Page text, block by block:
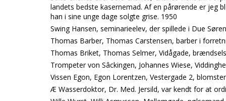
landets bedste kasernemad. Af en pårørende er jeg
han i sine unge dage solgte grise. 1950
Swing Hansen, seminarieelev, der spillede i Due
Thomas Barber, Thomas Carstensen, barber i
Thomas Briket, Thomas Selmer, Vidågade,
Trompeter von Sâckingen, Johannes Wiese,
Vissen Egon, Egon Lorentzen, Vestergade 2,
Æ Wasserdoktor, Dr. Med. Jersild, var kendt for at